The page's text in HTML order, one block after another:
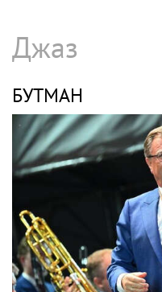
Джаз
БУТМАН